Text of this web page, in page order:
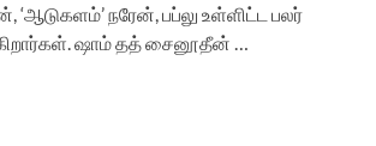
‘ஆடுகளம்’ நரேன், பப்லு உள்ளிட்ட பலர்
ஷாம் தத் சைனூதீன் …